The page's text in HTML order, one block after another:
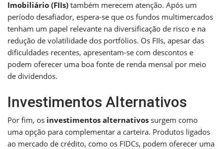
Imobiliário (FIIs) também merecem atenção. Após um
período desafiador, espera-se que os fundos multimercados
tenham um papel relevante na diversificação de risco e na
redução de volatilidade dos portfólios. Os FIIs, apesar das
dificuldades recentes, apresentam-se com descontos e
podem oferecer uma boa fonte de renda mensal por meio
de dividendos.
Investimentos Alternativos
Por fim, os investimentos alternativos surgem como
uma opção para complementar a carteira. Produtos ligados
ao mercado de crédito, como os FIDCs, podem oferecer uma